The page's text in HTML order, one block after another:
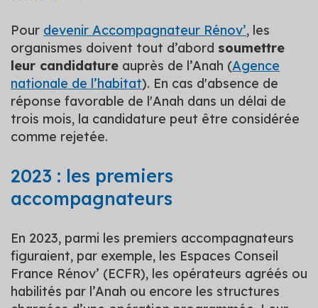
Pour devenir Accompagnateur Rénov’, les
organismes doivent tout d’abord soumettre
leur candidature auprès de l’Anah (Agence
nationale de l’habitat). En cas d'absence de
réponse favorable de l'Anah dans un délai de
trois mois, la candidature peut être considérée
comme rejetée.
2023 : les premiers
accompagnateurs
En 2023, parmi les premiers accompagnateurs
figuraient, par exemple, les Espaces Conseil
France Rénov’ (ECFR), les opérateurs agréés ou
habilités par l’Anah ou encore les structures